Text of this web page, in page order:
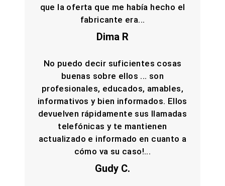
que la oferta que me había hecho el
fabricante era...
Dima R
No puedo decir suficientes cosas
buenas sobre ellos ... son
profesionales, educados, amables,
informativos y bien informados. Ellos
devuelven rápidamente sus llamadas
telefónicas y te mantienen
actualizado e informado en cuanto a
cómo va su caso!...
Gudy C.